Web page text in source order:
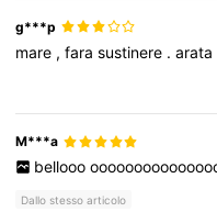
g***p
mare ,farasustinere .arata
M***a
bellooo
Dallo stesso articolo